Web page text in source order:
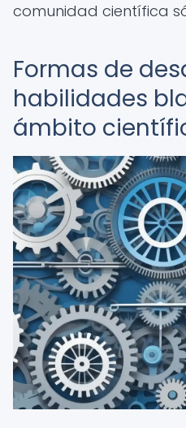
comunidad científica
Formas de
habilidades
ámbito